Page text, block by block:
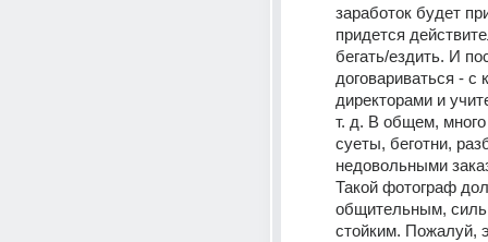
заработок будет
придется
бегать/ездить. И
договариваться - с
директорами и
т. д. В общем, много
суеты, беготни,
недовольными
Такой фотограф
общительным,
стойким. Пожалуй,